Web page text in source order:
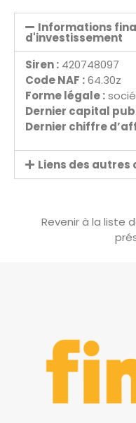
Informations
d'investissement
Siren : 420748097
Code NAF :64.30z
Forme légale :
Dernier capital
Dernier chiffre
Liens des autres
Revenir à la liste